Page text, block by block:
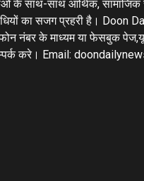
के साथ-साथ आर्थिक, सामाजिक
का सजग प्रहरी है। Doon
नंबर के माध्यम या फेसबुक
करे। Email: